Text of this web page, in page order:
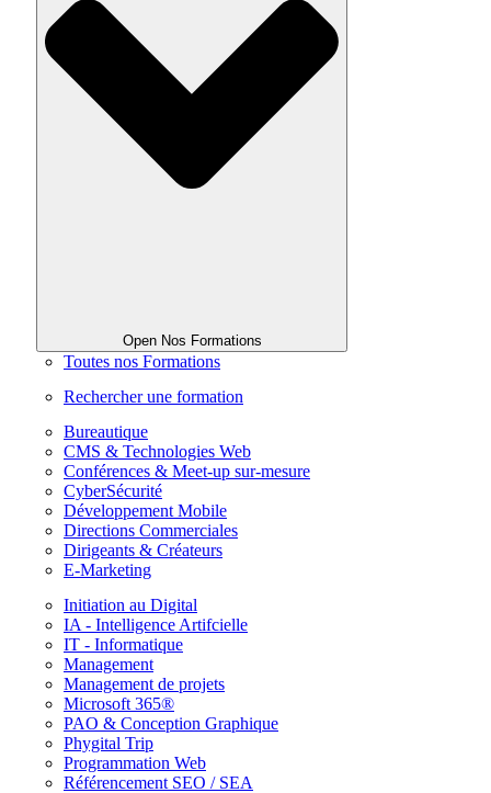
Open Nos Formations
Toutes nos Formations
Rechercher une formation
Bureautique
CMS & Technologies Web
Conférences & Meet-up sur-mesure
CyberSécurité
Développement Mobile
Directions Commerciales
Dirigeants & Créateurs
E-Marketing
Initiation au Digital
IA - Intelligence Artifcielle
IT - Informatique
Management
Management de projets
Microsoft 365®
PAO & Conception Graphique
Phygital Trip
Programmation Web
Référencement SEO / SEA